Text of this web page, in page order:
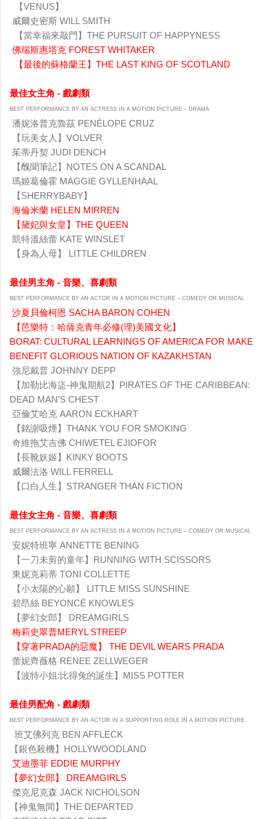
【VENUS】
威爾史密斯 WILL SMITH
【當幸福來敲門】THE PURSUIT OF HAPPYNESS
佛瑞斯惠塔克 FOREST WHITAKER
【最後的蘇格蘭王】THE LAST KING OF SCOTLAND
最佳女主角 - 戲劇類
BEST PERFORMANCE BY AN ACTRESS IN A MOTION PICTURE – DRAMA
潘妮洛普克魯茲 PENÉLOPE CRUZ
【玩美女人】VOLVER
茱蒂丹契 JUDI DENCH
【醜聞筆記】NOTES ON A SCANDAL
瑪姬葛倫霍 MAGGIE GYLLENHAAL
【SHERRYBABY】
海倫米蘭 HELEN MIRREN
【黛妃與女皇】THE QUEEN
凱特溫絲蕾 KATE WINSLET
【身為人母】 LITTLE CHILDREN
最佳男主角 - 音樂、喜劇類
BEST PERFORMANCE BY AN ACTOR IN A MOTION PICTURE – COMEDY OR MUSICAL
沙夏貝倫柯恩 SACHA BARON COHEN
【芭樂特：哈薩克青年必修(理)美國文化】
BORAT: CULTURAL LEARNINGS OF AMERICA FOR MAKE
BENEFIT GLORIOUS NATION OF KAZAKHSTAN
強尼戴普 JOHNNY DEPP
【加勒比海盜-神鬼期航2】PIRATES OF THE CARIBBEAN:
DEAD MAN’S CHEST
亞倫艾哈克 AARON ECKHART
【銘謝吸煙】THANK YOU FOR SMOKING
奇維拖艾吉佛 CHIWETEL EJIOFOR
【長靴妖姬】KINKY BOOTS
威爾法洛 WILL FERRELL
【口白人生】STRANGER THAN FICTION
最佳女主角 - 音樂、喜劇類
BEST PERFORMANCE BY AN ACTRESS IN A MOTION PICTURE – COMEDY OR MUSICAL
安妮特班寧 ANNETTE BENING
【一刀未剪的童年】RUNNING WITH SCISSORS
東妮克莉蒂 TONI COLLETTE
【小太陽的心願】 LITTLE MISS SUNSHINE
碧昂絲 BEYONCÉ KNOWLES
【夢幻女郎】 DREAMGIRLS
梅莉史翠普MERYL STREEP
【穿著PRADA的惡魔】 THE DEVIL WEARS PRADA
蕾妮齊薇格 RENEE ZELLWEGER
【波特小姐:比得兔的誕生】MISS POTTER
最佳男配角 - 戲劇類
BEST PERFORMANCE BY AN ACTOR IN A SUPPORTING ROLE IN A MOTION PICTURE
班艾佛列克 BEN AFFLECK
【銀色殺機】HOLLYWOODLAND
艾迪墨菲 EDDIE MURPHY
【夢幻女郎】 DREAMGIRLS
傑克尼克森 JACK NICHOLSON
【神鬼無間】THE DEPARTED